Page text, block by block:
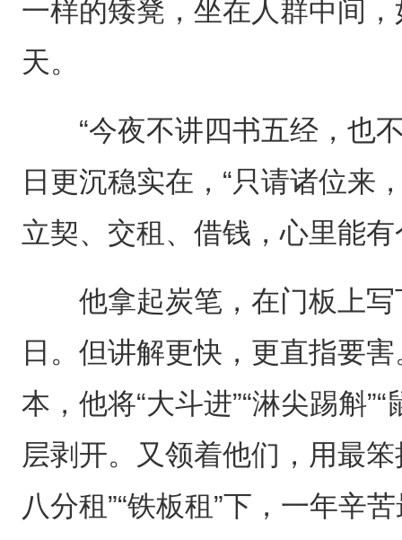
一样的矮凳，坐在人群中间
天。
“今夜不讲四书五经，也不
日更沉稳实在，“只请诸位来
立契、交租、借钱，心里能
他拿起炭笔，在门板上写下
日。但讲解更快，更直指要
本，他将“大斗进”“淋尖踢斛
层剥开。又领着他们，用最
八分租”“铁板租”下，一年辛